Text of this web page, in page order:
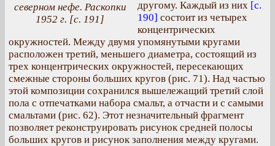
северном нефе. Раскопки
1952 г. [с. 191]
другому. Каждый из них [с.
190] состоит из четырех
концентрических
окружностей. Между двумя упомянутыми кругами
расположен третий, меньшего диаметра, состоящий из
трех концентрических окружностей, пересекающих
смежные стороны больших кругов (рис. 71). Над частью
этой композиции сохранился вышележащий третий слой
пола с отпечатками набора смальт, а отчасти и с самыми
смальтами (рис. 62). Этот незначительный фрагмент
позволяет реконструировать рисунок средней полосы
больших кругов и рисунок заполнения между кругами.